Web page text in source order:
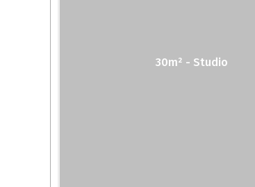
30m² - Studio